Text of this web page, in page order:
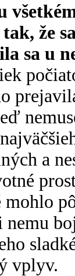
že
sa u
a
mohlo
vplyv.